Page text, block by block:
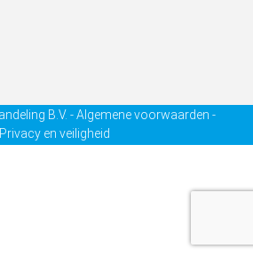
B.V. - Algemene voorwaarden -
Privacy en veiligheid